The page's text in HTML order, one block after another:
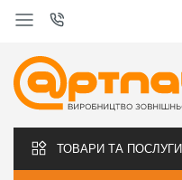
ТОВАРИ ТА ПОСЛУГИ